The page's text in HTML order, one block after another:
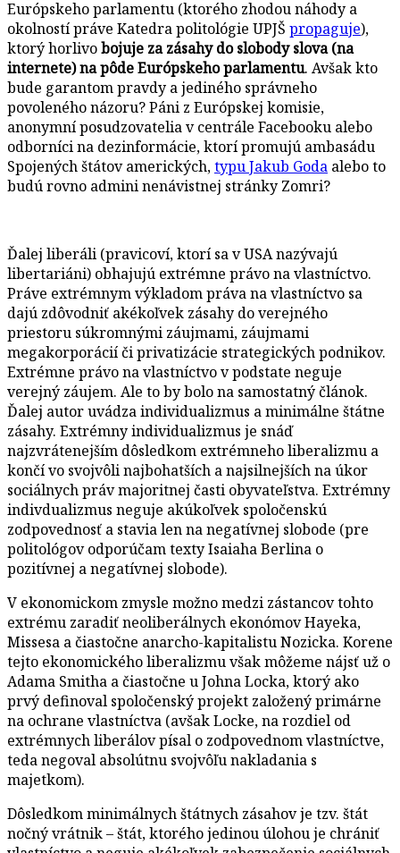
Európskeho parlamentu (ktorého zhodou náhody a
okolností práve Katedra politológie UPJŠ propaguje),
ktorý horlivobojuje za zásahy do slobody slova (na
internete) na pôde Európskeho parlamentu. Avšak kto
bude garantom pravdy a jediného správneho
povoleného názoru? Páni z Európskej komisie,
anonymní posudzovatelia v centrále Facebooku alebo
odborníci na dezinformácie, ktorí promujú ambasádu
Spojených štátov amerických,typu Jakub Goda alebo to
budú rovno admini nenávistnej stránky Zomri?
Ďalej liberáli (pravicoví, ktorí sa v USA nazývajú
libertariáni) obhajujú extrémne právo na vlastníctvo.
Práve extrémnym výkladom práva na vlastníctvo sa
dajú zdôvodniť akékoľvek zásahy do verejného
priestoru súkromnými záujmami, záujmami
megakorporácií či privatizácie strategických podnikov.
Extrémne právo na vlastníctvo v podstate neguje
verejný záujem. Ale to by bolo na samostatný článok.
Ďalej autor uvádza individualizmus a minimálne štátne
zásahy. Extrémny individualizmus je snáď
najzvrátenejším dôsledkom extrémneho liberalizmu a
končí vo svojvôli najbohatších a najsilnejších na úkor
sociálnych práv majoritnej časti obyvateľstva. Extrémny
indivdualizmus neguje akúkoľvek spoločenskú
zodpovednosť a stavia len na negatívnej slobode (pre
politológov odporúčam texty Isaiaha Berlina o
pozitívnej a negatívnej slobode).
V ekonomickom zmysle možno medzi zástancov tohto
extrému zaradiť neoliberálnych ekonómov Hayeka,
Missesa a čiastočne anarcho-kapitalistu Nozicka. Korene
tejto ekonomického liberalizmu však môžeme nájsť už o
Adama Smitha a čiastočne u Johna Locka, ktorý ako
prvý definoval spoločenský projekt založený primárne
na ochrane vlastníctva (avšak Locke, na rozdiel od
extrémnych liberálov písal o zodpovednom vlastníctve,
teda negoval absolútnu svojvôľu nakladania s
majetkom).
Dôsledkom minimálnych štátnych zásahov je tzv. štát
nočný vrátnik – štát, ktorého jedinou úlohou je chrániť